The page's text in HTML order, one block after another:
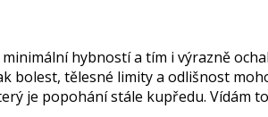
hybností a tím i výrazně
bolest, tělesné limity a odlišnost
je popohání stále kupředu. Vídám